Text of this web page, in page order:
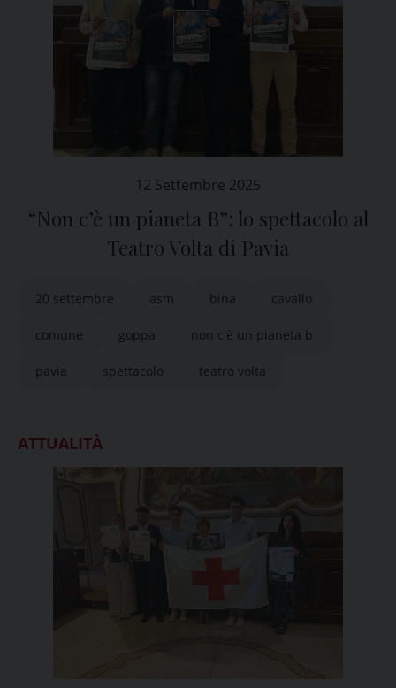
12 Settembre 2025
“Non c’è un pianeta B”: lo spettacolo al
Teatro Volta di Pavia
20 settembre asm bina cavallo
comune goppa non c'è un pianeta b
pavia spettacolo teatro volta
ATTUALITÀ